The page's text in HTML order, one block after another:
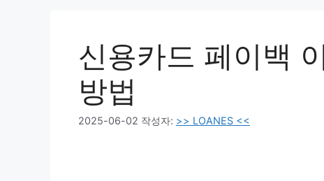
신용카드 페이백
방법
2025-06-02 작성자: >> LOANES <<